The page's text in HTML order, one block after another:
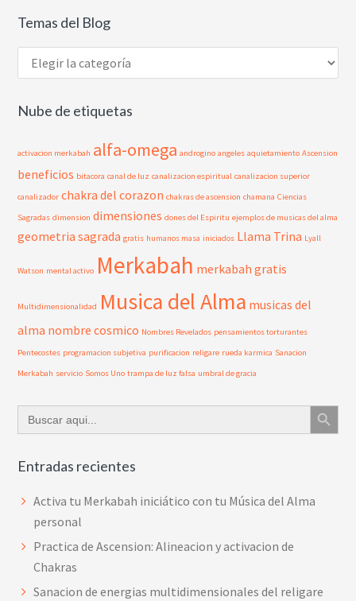
Temas del Blog
Temas
del
Nube de etiquetas
activacion merkabah alfa-omega androgino angeles aquietamiento Ascension
beneficios bitacora canal de luz canalizacion espiritual canalizacion superior
canalizador chakra del corazon chakras de ascension chamana Ciencias
Sagradas dimension dimensiones dones del Espiritu ejemplos de musicas del alma
geometria sagrada gratis humanos masa iniciados Llama Trina Lyall
Watson mental activo Merkabah merkabah gratis
Multidimensionalidad Musica del Alma musicas del
alma nombre cosmico Nombres Revelados pensamientos torturantes
Pentecostes programacion subjetiva purificacion religare rueda karmica Sanacion
Merkabah servicio Somos Uno trampa de luz falsa umbral de gracia
Buscar: Botón de
Entradas recientes
Activa tu Merkabah iniciático con tu Música del Alma
personal
Practica de Ascension: Alineacion y activacion de
Chakras
Sanacion de energias multidimensionales del religare